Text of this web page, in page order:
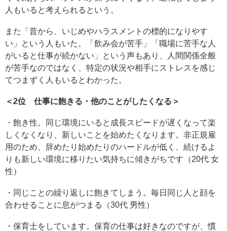
人もいると考えられるという。
また「昔から、いじめやハラスメントの標的になりやす
い」という人もいた。「飲み会が苦手」「職場に苦手な人
がいると仕事が続かない」という声もあり、人間関係全般
が苦手なのではなく、特定の状況や相手にストレスを感じ
てつまずく人もいるとわかった。
＜2位 仕事に飽きる・他のことがしたくなる＞
・飽き性。同じ環境にいると成長スピードが遅くなって楽
しくなくなり、新しいことを始めたくなります。非正規雇
用のため、辞めたり始めたりのハードルが低く、続けるよ
りも新しい環境に移りたい気持ちに傾きがちです（20代 女
性）
・同じことの繰り返しに飽きてしまう。毎日同じ人と顔を
合わせることに息がつまる（30代 男性）
・保育士をしています。保育の仕事は好きなのですが、慣